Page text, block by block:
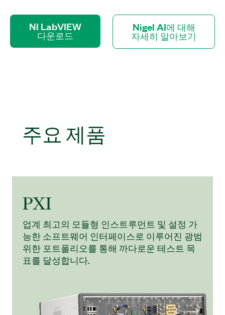
NI LabVIEW
다운로드
Nigel AI에 대해
자세히 알아보기
주요 제품
PXI​
업계 최고의 모듈형 인스트루먼트 및 설정 가
능한 소프트웨어 인터페이스로 이루어진 광범
위한 포트폴리오를 통해 까다로운 테스트 목
표를 달성합니다.